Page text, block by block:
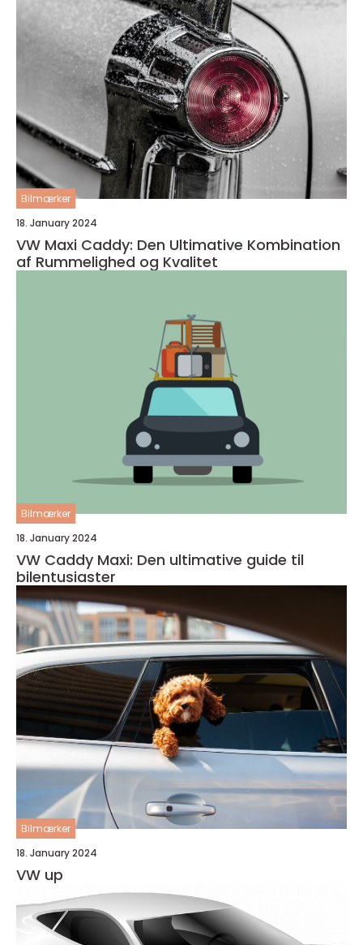
Bilmærker
18. January 2024
VW Maxi Caddy: Den Ultimative Kombination
af Rummelighed og Kvalitet
Bilmærker
18. January 2024
VW Caddy Maxi: Den ultimative guide til
bilentusiaster
Bilmærker
18. January 2024
VW up